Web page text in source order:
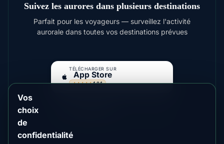
Suivez les aurores dans plusieurs destinations
Parfait pour les voyageurs — surveillez l'activité
aurorale dans toutes vos destinations prévues
TÉLÉCHARGER SUR
App Store
★★★★★4.84
Vos
choix
de
confidentialité